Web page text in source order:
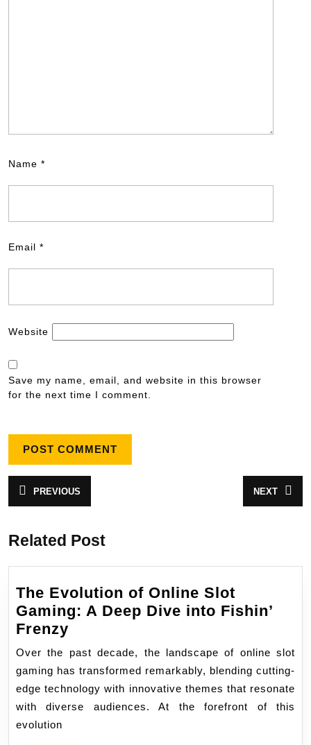
Name *
Email *
Website
Save my name, email, and website in this browser
for the next time I comment.
Post
navigation
PREVIOUS
post:
NEXT
post:
Related Post
The Evolution of Online Slot
Gaming: A Deep Dive into Fishin’
Frenzy
Evolution
of
Online
Slot
Over the past decade, the landscape of online slot
gaming has transformed remarkably, blending cutting-
edge technology with innovative themes that resonate
with diverse audiences. At the forefront of this
evolution